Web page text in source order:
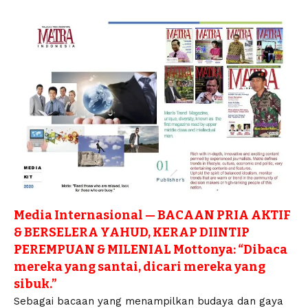
Media Internasional — BACAAN PRIA AKTIF
& BERSELERA YAHUD, KERAP DIINTIP
PEREMPUAN & MILENIAL Mottonya: “Dibaca
mereka yang santai, dicari mereka yang
sibuk.”
Sebagai bacaan yang menampilkan budaya dan gaya